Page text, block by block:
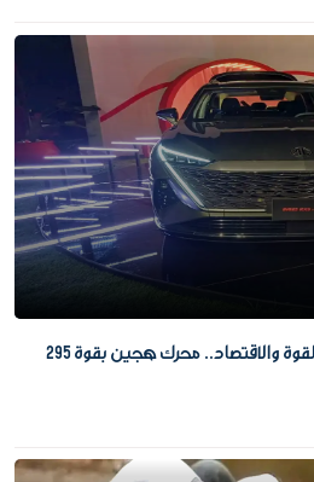
سيارة MG RX9 PHEV تجمع بين القوة والاقتصاد.. محرك هجين بقوة 295